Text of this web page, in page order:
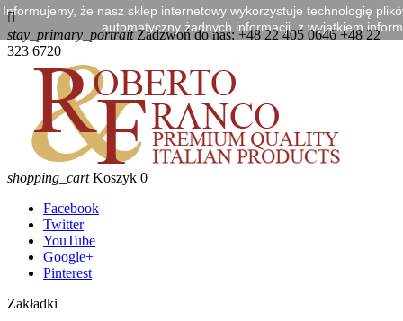

stay_primary_portraitZadzwoń do nas:+48 22 405 0646 +48 22
323 6720
shopping_cart Koszyk 0
Facebook
Twitter
YouTube
Google+
Pinterest
Zakładki
Informujemy, że nasz sklep internetowy wykorzystuje technologię
automatyczny żadnych informacji, z wyjątkiem